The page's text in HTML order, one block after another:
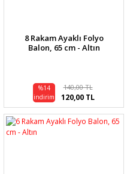
8 Rakam Ayaklı Folyo
Balon, 65 cm - Altın
%14
indirim
140,00 TL
120,00 TL